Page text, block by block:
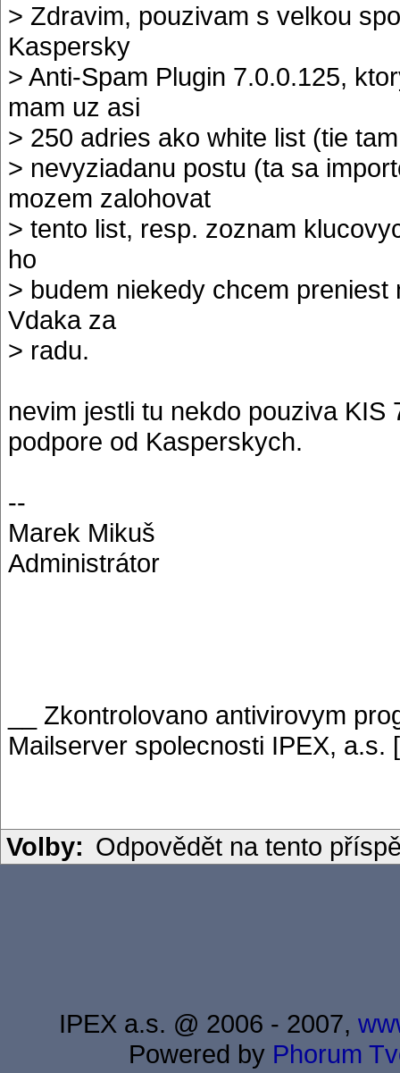
> Zdravim, pouzivam s velkou
Kaspersky
> Anti-Spam Plugin 7.0.0.125,
mam uz asi
> 250 adries ako white list (tie
> nevyziadanu postu (ta sa
mozem zalohovat
> tento list, resp. zoznam
ho
> budem niekedy chcem
Vdaka za
> radu.
nevim jestli tu nekdo pouziva
podpore od Kasperskych.
--
Marek Mikuš
Administrátor
__ Zkontrolovano antivirovym
Mailserver spolecnosti IPEX, a.s.
Volby: Odpovědět na tento
IPEX a.s. @ 2006 - 2007,
Powered by Phorum